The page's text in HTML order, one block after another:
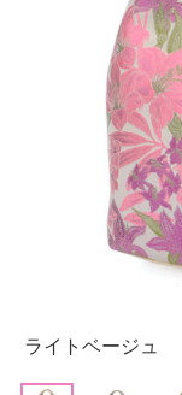
ライトベージュ